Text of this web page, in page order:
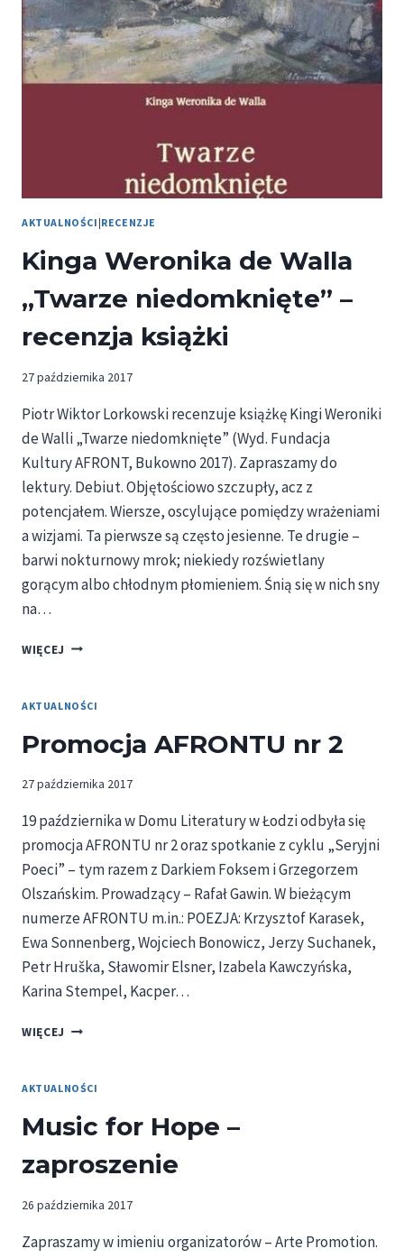
AKTUALNOŚCI |RECENZJE
Kinga Weronika de Walla
„Twarze niedomknięte” –
recenzja książki
27 października 2017
Piotr Wiktor Lorkowski recenzuje książkę Kingi Weroniki
de Walli „Twarze niedomknięte” (Wyd. Fundacja
Kultury AFRONT, Bukowno 2017). Zapraszamy do
lektury. Debiut. Objętościowo szczupły, acz z
potencjałem. Wiersze, oscylujące pomiędzy wrażeniami
a wizjami. Ta pierwsze są często jesienne. Te drugie –
barwi nokturnowy mrok; niekiedy rozświetlany
gorącym albo chłodnym płomieniem. Śnią się w nich sny
na…
WIĘCEJ KINGA
WALLA
NIEDOMKNIĘTE”
RECENZJA
AKTUALNOŚCI
Promocja AFRONTU nr 2
27 października 2017
19 października w Domu Literatury w Łodzi odbyła się
promocja AFRONTU nr 2 oraz spotkanie z cyklu „Seryjni
Poeci” – tym razem z Darkiem Foksem i Grzegorzem
Olszańskim. Prowadzący – Rafał Gawin. W bieżącym
numerze AFRONTU m.in.: POEZJA: Krzysztof Karasek,
Ewa Sonnenberg, Wojciech Bonowicz, Jerzy Suchanek,
Petr Hruška, Sławomir Elsner, Izabela Kawczyńska,
Karina Stempel, Kacper…
WIĘCEJ PROMOCJA
2
AKTUALNOŚCI
Music for Hope –
zaproszenie
26 października 2017
Zapraszamy w imieniu organizatorów – Arte Promotion.